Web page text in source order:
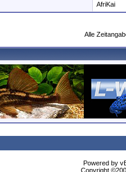
AfriKai
Alle
Powered by
Copyright